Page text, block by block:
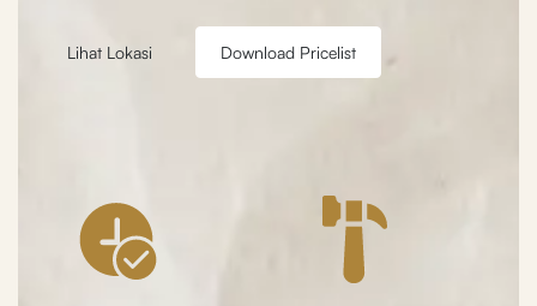
Lihat Lokasi Download Pricelist